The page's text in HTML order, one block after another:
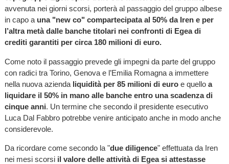
avvenuta nei giorni scorsi, porterà al passaggio del gruppo albese
in capo a una "new co" compartecipata al 50% da Iren e per
l’altra metà dalle banche titolari nei confronti di Egea di
crediti garantiti per circa 180 milioni di euro.
Come noto il passaggio prevede gli impegni da parte del gruppo
con radici tra Torino, Genova e l’Emilia Romagna a immettere
nella nuova azienda liquidità per 85 milioni di euroe quello a
liquidare il 50% in mano alle banche entro una scadenza di
cinque anni. Un termine che secondo il presidente esecutivo
Luca Dal Fabbro potrebbe venire anticipato anche in modo anche
considerevole.
Da ricordare come secondo la "due diligence" effettuata da Iren
nei mesi scorsi il valore delle attività di Egea si attestasse